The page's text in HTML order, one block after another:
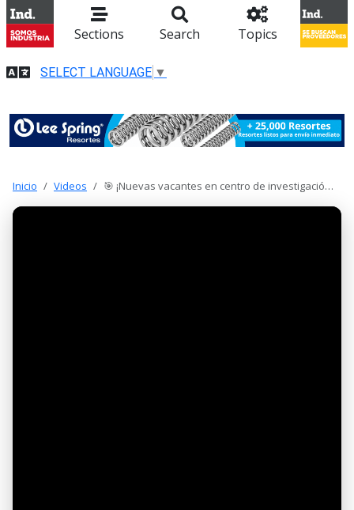
Sections Search Topics
SELECT LANGUAGE ▼
Inicio Videos 🎯 ¡Nuevas vacantes en centro de investigació…